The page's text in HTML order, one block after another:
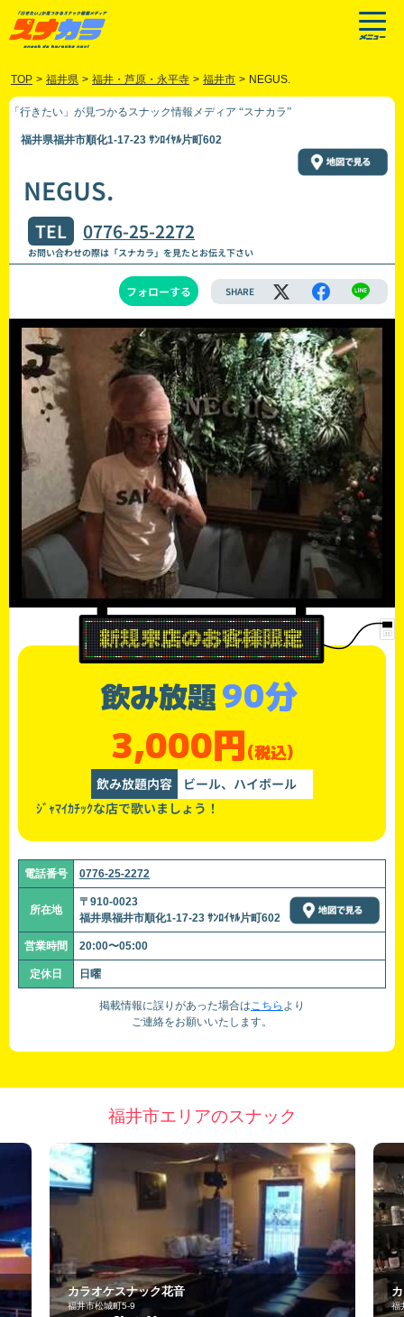
TOP > 福井県 > 福井・芦原・永平寺 > 福井市 > NEGUS.
「行きたい」が見つかるスナック情報メディア “スナカラ”
福井県福井市順化1-17-23 ｻﾝﾛｲﾔﾙ片町602
NEGUS.
TEL 0776-25-2272
お問い合わせの際は「スナカラ」を見たとお伝え下さい
フォローする SHARE
飲み放題90分
3,000円(税込)
飲み放題内容
ビール、ハイボール
ｼﾞｬﾏｲｶﾁｯｸな店で歌いましょう！
電話番号 0776-25-2272
所在地
〒910-0023
福井県福井市順化1-17-23 ｻﾝﾛｲﾔﾙ片町602
営業時間 20:00〜05:00
定休日 日曜
掲載情報に誤りがあった場合はこちら より
ご連絡をお願いいたします。
福井市エリアのスナック
花音 カラオケスナック あざみ
福井市順化1丁目17-11